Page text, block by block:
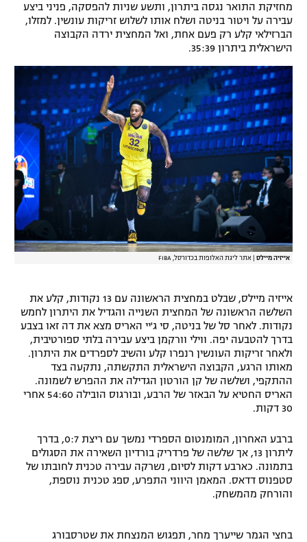
רשיון להקרנה פומבית לבית עסק
הצטרפות לחבילת הערוצים
לוח דרושים – ג'ובנט
תגיות
המגזין
מחזיקת התואר נגסה ביתרון, ותשע שניות להפסקה, פניני ביצע
עבירה על ויטור בניטה ושלח אותו לשלוש זריקות עונשין. למזלו,
הברזילאי קלע רק פעם אחת, ואל המחצית ירדה הקבוצה
הישראלית ביתרון 35:39.
אייזיה מיילס אתר ליגת האלופות בכדורסל, FIBA
אייזיה מיילס, שבלט במחצית הראשונה עם 13 נקודות, קלע את
השלשה הראשונה של המחצית השנייה והגדיל את היתרון לחמש
נקודות. לאחר סל של בניטה, סי ג'יי האריס מצא את דה זאו בצבע
בדרך להטבעה יפה. ווילי וורקמן ביצע עבירה בלתי ספורטיבית,
ולאחר זריקות העונשין רנפרו קלע והשיב לספרדים את היתרון.
מאותו הרגע, הקבוצה הישראלית התקשתה, נתקעה בצד
ההתקפי, ושלשה של קן הורטון הגדילה את ההפרש לשמונה.
האריס החטיא על הבאזר של הרבע, ובורגוס הובילה 54:60 אחרי
30 דקות.
ברבע האחרון, המומנטום הספרדי נמשך עם ריצת 0:7, בדרך
ליתרון 13, אך שלשה של פרדריק בורדיון השאירה את הסגולים
בתמונה. כארבע דקות לסיום, נשרקה עבירה טכנית לחובתו של
סטפנוס דדאס. המאמן היווני התפרע, ספג טכנית נוספת,
והורחק מהמשחק.
בחצי הגמר שייערך מחר, תפגוש המנצחת את שטרסבורג